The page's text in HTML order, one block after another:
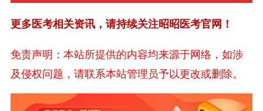
更多医考相关资讯，请持续关注昭昭医考官网！
免责声明：本站所提供的内容均来源于网络，如涉
及侵权问题，请联系本站管理员予以更改或删除。